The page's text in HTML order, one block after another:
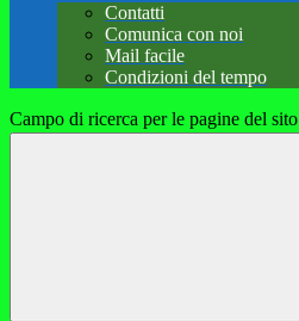
Contatti
Comunica con noi
Mail facile
Condizioni del tempo
Campo di ricerca per le pagine del sito